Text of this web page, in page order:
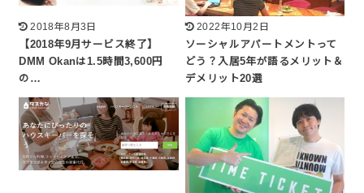
2018年8月3日
【2018年9月サービス終了】
DMM Okanは1.5時間3,600円
の…
2022年10月2日
ソーシャルアパートメントって
どう？入居5年が語るメリット＆
デメリット20選